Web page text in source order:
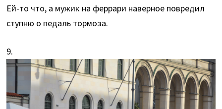
Ей-то что, а мужик на феррари наверное повредил
ступню о педаль тормоза.
9.